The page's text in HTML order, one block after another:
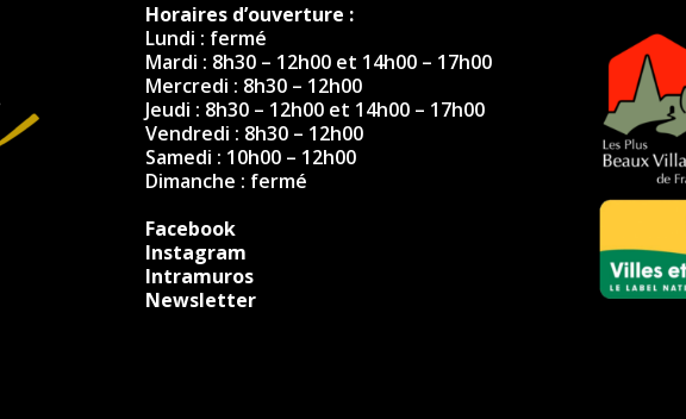
Horaires d’ouverture :
Lundi : fermé
Mardi : 8h30 – 12h00 et 14h00 – 17h00
Mercredi : 8h30 – 12h00
Jeudi : 8h30 – 12h00 et 14h00 – 17h00
Vendredi : 8h30 – 12h00
Samedi : 10h00 – 12h00
Dimanche : fermé
Facebook
Instagram
Intramuros
Newsletter